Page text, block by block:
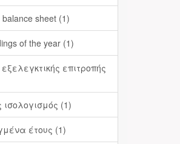
sheet (1)
of the year (1)
επιτροπής
ισολογισμός (1)
έτους (1)